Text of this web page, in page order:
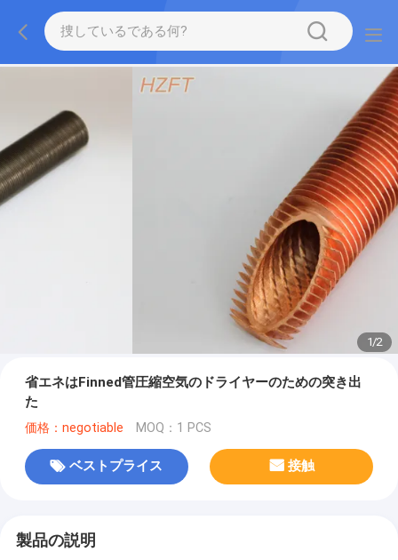
1/2
省エネはFinned管圧縮空気のドライヤーのための突き出
た
価格：negotiable MOQ：1 PCS
ベストプライス 接触
製品の説明